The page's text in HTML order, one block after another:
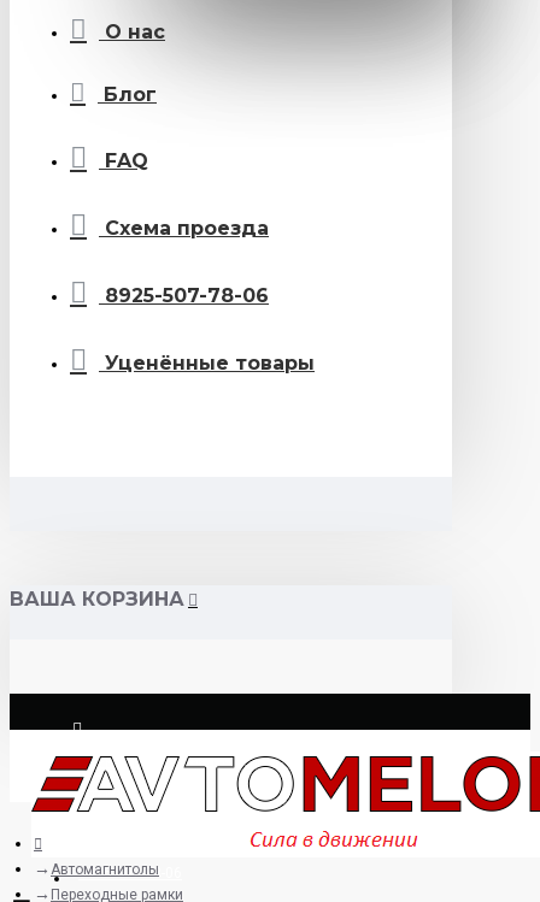
О нас
Блог
FAQ
Схема проезда
8925-507-78-06
Уценённые товары
ВАША КОРЗИНА
Логин
Регистрация
8925-507-78-06
Автомагнитолы
Переходные рамки